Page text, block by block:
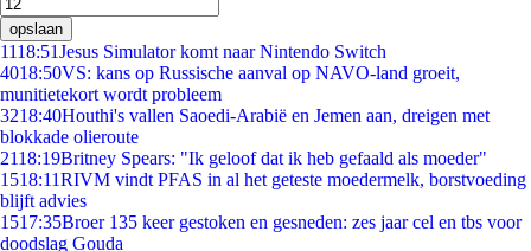
opslaan
1118:51Jesus Simulator komt naar Nintendo Switch
4018:50VS: kans op Russische aanval op NAVO-land groeit,
munitietekort wordt probleem
3218:40Houthi's vallen Saoedi-Arabië en Jemen aan, dreigen met
blokkade olieroute
2118:19Britney Spears: "Ik geloof dat ik heb gefaald als moeder"
1518:11RIVM vindt PFAS in al het geteste moedermelk, borstvoeding
blijft advies
1517:35Broer 135 keer gestoken en gesneden: zes jaar cel en tbs voor
doodslag Gouda